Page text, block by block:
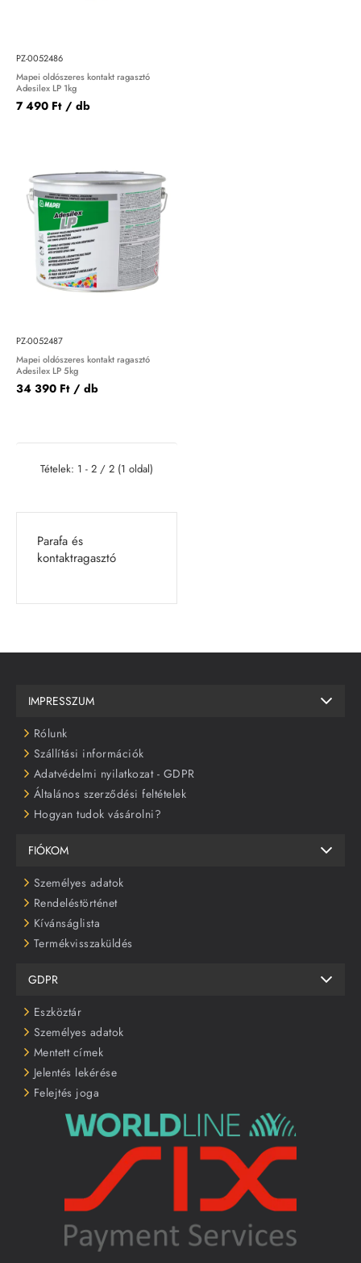
Parafa és
kontaktragasztó
PZ-0052486
Mapei oldószeres kontakt ragasztó
Adesilex LP 1kg
7 490 Ft / db
PZ-0052487
Mapei oldószeres kontakt ragasztó
Adesilex LP 5kg
34 390 Ft / db
Tételek: 1 - 2 / 2 (1 oldal)
IMPRESSZUM
Rólunk
Szállítási információk
Adatvédelmi nyilatkozat - GDPR
Általános szerződési feltételek
Hogyan tudok vásárolni?
FIÓKOM
Személyes adatok
Rendeléstörténet
Kívánságlista
Termékvisszaküldés
GDPR
Eszköztár
Személyes adatok
Mentett címek
Jelentés lekérése
Felejtés joga